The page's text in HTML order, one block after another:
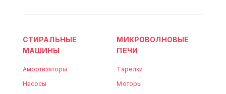
СТИРАЛЬНЫЕ
МАШИНЫ
Амортизаторы
Насосы
МИКРОВОЛНОВЫЕ
ПЕЧИ
Тарелки
Моторы